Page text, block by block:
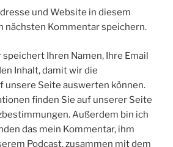
und Website in diesem
nächsten Kommentar speichern.
speichert Ihren Namen, Ihre Email
Inhalt, damit wir die
unsere Seite auswerten können.
finden Sie auf unserer Seite
Außerdem bin ich
das mein Kommentar, ihm
Podcast, zusammen mit dem